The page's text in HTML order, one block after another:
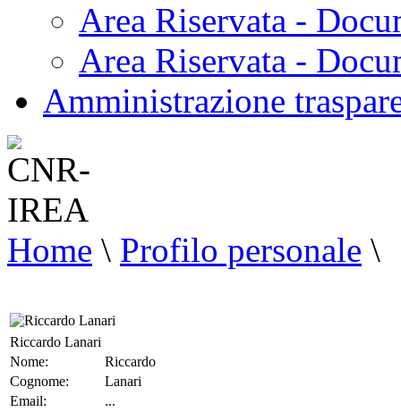
Area Riservata -
Area Riservata -
Amministrazione
Home \ Profilo personale \
Riccardo Lanari
Nome:
Riccardo
Cognome:
Lanari
Email:
...